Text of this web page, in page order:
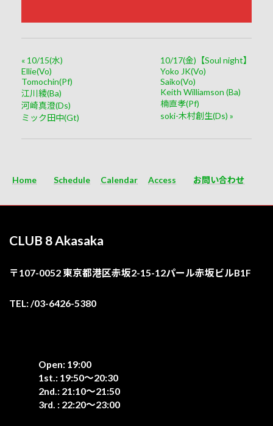
« 10/15(水)
Ellie(Vo)
Tomochin(Pf)
江川綾(Ba)
河崎真澄(Ds)
ミック田中(Gt)
10/17(金)【Soul night】
Yoko JK(Vo)
Saiko(Vo)
Keith Williamson (Ba)
楠直孝(Pf)
soki-木村創生(Ds) »
Home Schedule Calendar Access お問い合わせ
CLUB 8 Akasaka
〒107-0052 東京都港区赤坂2-15-12パール赤坂ビルB1F
TEL: /03-6426-5380
Open: 19:00
1st.: 19:50〜20:30
2nd.: 21:10〜21:50
3rd. : 22:20〜23:00